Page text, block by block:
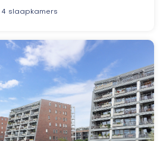
4 slaapkamers